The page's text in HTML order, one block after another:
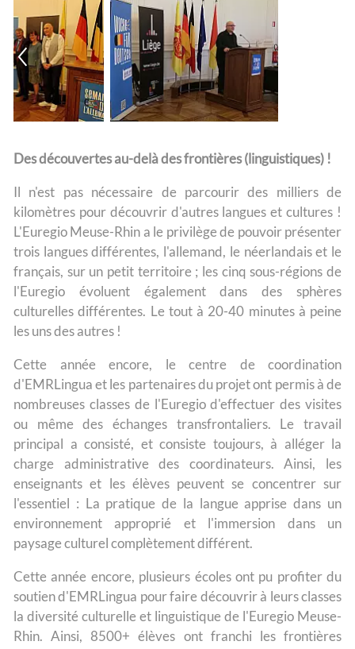
Des découvertes au-delà des frontières (linguistiques) !
Il n'est pas nécessaire de parcourir des milliers de
kilomètres pour découvrir d'autres langues et cultures !
L'Euregio Meuse-Rhin a le privilège de pouvoir présenter
trois langues différentes, l'allemand, le néerlandais et le
français, sur un petit territoire ; les cinq sous-régions de
l'Euregio évoluent également dans des sphères
culturelles différentes. Le tout à 20-40 minutes à peine
les uns des autres !
Cette année encore, le centre de coordination
d'EMRLingua et les partenaires du projet ont permis à de
nombreuses classes de l'Euregio d'effectuer des visites
ou même des échanges transfrontaliers. Le travail
principal a consisté, et consiste toujours, à alléger la
charge administrative des coordinateurs. Ainsi, les
enseignants et les élèves peuvent se concentrer sur
l'essentiel : La pratique de la langue apprise dans un
environnement approprié et l'immersion dans un
paysage culturel complètement différent.
Cette année encore, plusieurs écoles ont pu profiter du
soutien d'EMRLingua pour faire découvrir à leurs classes
la diversité culturelle et linguistique de l'Euregio Meuse-
Rhin. Ainsi, 8500+ élèves ont franchi les frontières